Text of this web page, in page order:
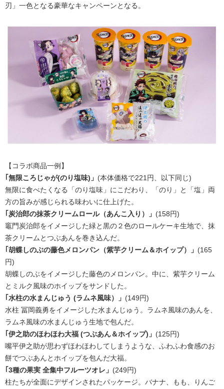
刃」一色となる豪華なキャンペーンとなる。
【コラボ商品一例】
｢無限ころじゃが(のり塩味)」 (本体価格で221円、以下同じ)
無限に食べたくなる「のり塩味」にこだわり、「のり」と「塩」両
方の旨みが感じられる味わいに仕上げた。
｢炭治郎の抹茶クリームロール（あんこ入り）」 (158円)
竈門炭治郎をイメージした緑と黒の２色のロールケーキ生地で、抹
茶クリームとつぶあんを巻き込んだ。
｢胡蝶しのぶの藤色メロンパン（紫芋クリーム＆ホイップ）」 (165
円)
胡蝶しのぶをイメージした藤色のメロンパン。中に、紫芋クリーム
とミルク風味のホイップをサンドした。
｢水柱の水まんじゅう (ラムネ風味）」 (149円)
水柱 冨岡義勇をイメージした水まんじゅう。ラムネ風味のあんを、
ラムネ風味の水まんじゅう生地で包んだ。
｢伊之助のほわほわ大福 (つぶあん＆ホイップ)」 (125円)
嘴平伊之助が思わずほわほわしてしまうような、ふわふわ食感のお
餅でつぶあんとホイップを包んだ大福。
｢3種の果実 全集中フルーツオレ」 (249円)
柱たちが全面にデザインされたパッケージ。バナナ、もも、りんご